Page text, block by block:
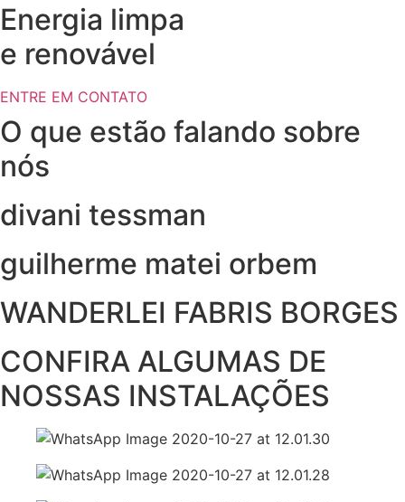
Energia limpa
e renovável
ENTRE EM CONTATO
O que estão falando sobre
nós
divani tessman
guilherme matei orbem
WANDERLEI FABRIS BORGES
CONFIRA ALGUMAS DE
NOSSAS INSTALAÇÕES